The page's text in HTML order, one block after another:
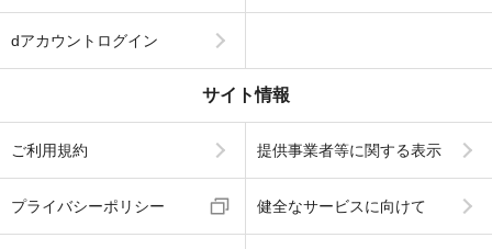
dアカウントログイン
サイト情報
ご利用規約 提供事業者等に関する表示
プライバシーポリシー 健全なサービスに向けて